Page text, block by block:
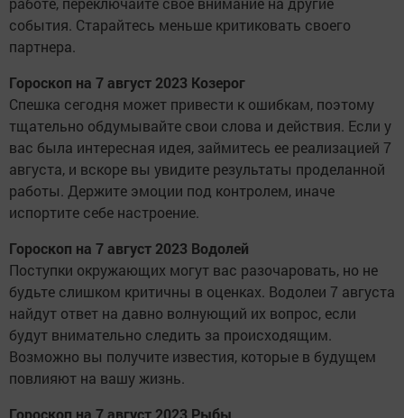
события. Старайтесь меньше критиковать своего
партнера.
Гороскоп на 7 август 2023 Козерог
Спешка сегодня может привести к ошибкам, поэтому
тщательно обдумывайте свои слова и действия. Если у
вас была интересная идея, займитесь ее реализацией 7
августа, и вскоре вы увидите результаты проделанной
работы. Держите эмоции под контролем, иначе
испортите себе настроение.
Гороскоп на 7 август 2023 Водолей
Поступки окружающих могут вас разочаровать, но не
будьте слишком критичны в оценках. Водолеи 7 августа
найдут ответ на давно волнующий их вопрос, если
будут внимательно следить за происходящим.
Возможно вы получите известия, которые в будущем
повлияют на вашу жизнь.
Гороскоп на 7 август 2023 Рыбы